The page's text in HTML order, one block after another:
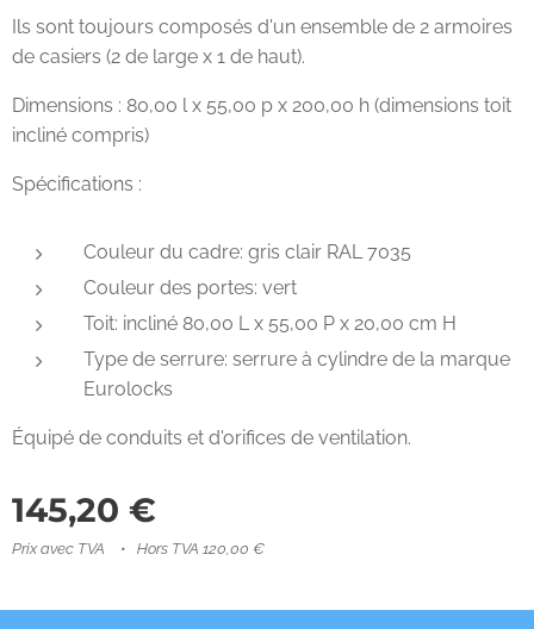
Ils sont toujours composés d'un ensemble de 2 armoires
de casiers (2 de large x 1 de haut).
Dimensions : 80,00 l x 55,00 p x 200,00 h (dimensions toit
incliné compris)
Spécifications :
Couleur du cadre: gris clair RAL 7035
Couleur des portes: vert
Toit: incliné 80,00 L x 55,00 P x 20,00 cm H
Type de serrure: serrure à cylindre de la marque
Eurolocks
Équipé de conduits et d'orifices de ventilation.
145,20 €
Prix avec TVA Hors TVA 120,00 €